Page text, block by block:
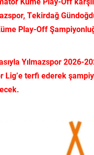
Tekirdağ
Play-Off
Yılmazspor 2026-
Lig’e terfi ederek